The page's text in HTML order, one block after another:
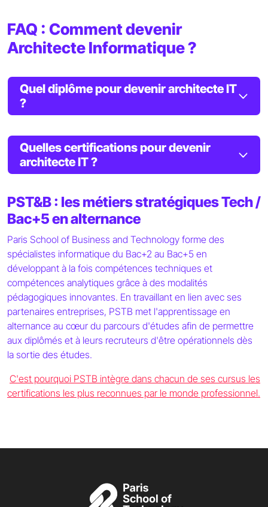
FAQ : Comment devenir
Architecte Informatique ?
Quel diplôme pour devenir architecte IT
?
Quelles certifications pour devenir
architecte IT ?
PST&B : les métiers stratégiques Tech /
Bac+5 en alternance
Paris School of Business and Technology forme des
spécialistes informatique du Bac+2 au Bac+5 en
développant à la fois compétences techniques et
compétences analytiques grâce à des modalités
pédagogiques innovantes. En travaillant en lien avec ses
partenaires entreprises, PSTB met l'apprentissage en
alternance au cœur du parcours d'études afin de permettre
aux diplômés et à leurs recruteurs d'être opérationnels dès
la sortie des études.
C'est pourquoi PSTB intègre dans chacun de ses cursus les
certifications les plus reconnues par le monde professionnel.